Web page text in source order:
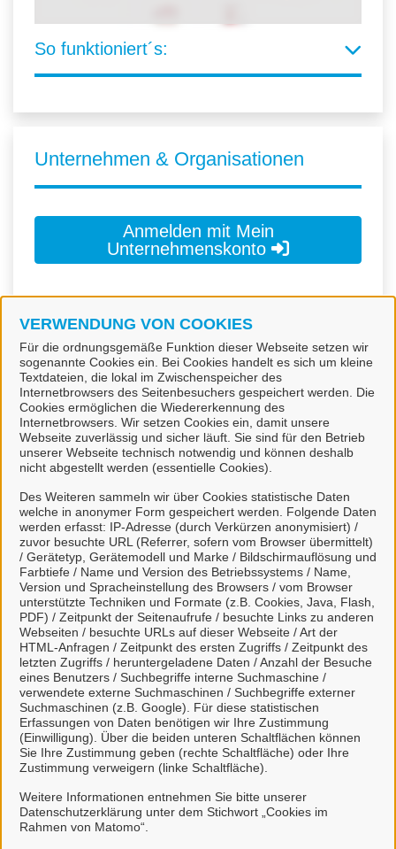
VERWENDUNG VON COOKIES
Für die ordnungsgemäße Funktion dieser Webseite setzen wir
sogenannte Cookies ein. Bei Cookies handelt es sich um kleine
Textdateien, die lokal im Zwischenspeicher des
Internetbrowsers des Seitenbesuchers gespeichert werden. Die
Cookies ermöglichen die Wiedererkennung des
Internetbrowsers. Wir setzen Cookies ein, damit unsere
Webseite zuverlässig und sicher läuft. Sie sind für den Betrieb
unserer Webseite technisch notwendig und können deshalb
nicht abgestellt werden (essentielle Cookies).
Des Weiteren sammeln wir über Cookies statistische Daten
welche in anonymer Form gespeichert werden. Folgende Daten
werden erfasst: IP-Adresse (durch Verkürzen anonymisiert) /
zuvor besuchte URL (Referrer, sofern vom Browser übermittelt)
/ Gerätetyp, Gerätemodell und Marke / Bildschirmauflösung und
Farbtiefe / Name und Version des Betriebssystems / Name,
Version und Spracheinstellung des Browsers / vom Browser
unterstützte Techniken und Formate (z.B. Cookies, Java, Flash,
PDF) / Zeitpunkt der Seitenaufrufe / besuchte Links zu anderen
Webseiten / besuchte URLs auf dieser Webseite / Art der
HTML-Anfragen / Zeitpunkt des ersten Zugriffs / Zeitpunkt des
letzten Zugriffs / heruntergeladene Daten / Anzahl der Besuche
eines Benutzers / Suchbegriffe interne Suchmaschine /
verwendete externe Suchmaschinen / Suchbegriffe externer
Suchmaschinen (z.B. Google). Für diese statistischen
Erfassungen von Daten benötigen wir Ihre Zustimmung
(Einwilligung). Über die beiden unteren Schaltflächen können
Sie Ihre Zustimmung geben (rechte Schaltfläche) oder Ihre
Zustimmung verweigern (linke Schaltfläche).
Weitere Informationen entnehmen Sie bitte unserer
Datenschutzerklärung unter dem Stichwort „Cookies im
Rahmen von Matomo“.
So funktioniert´s:
Unternehmen & Organisationen
Anmelden mit Mein
Unternehmenskonto
Zur Kontoerstellung
Mein Unternehmenskonto ist ein zentrales Konto zur
Identifizierung von Organisationen, insbesondere:
Juristische Personen,
Vereinigungen, denen ein Recht zustehen
kann
natürliche Personen, die beruflich oder
gewerblich tätig sind.
Eine Nutzung ist aber auch durch Behörden im
Sinne von § 1 Abs. 4 Verwaltungsverfahrensgesetz
(VwVfG) möglich.
Mit einem Klick auf "Anmelden mit Mein
Unternehmenskonto" haben Sie die
Datenschutzbestimmungenzur Kenntnis
genommen und willigen der Übermittlung ihrer
Daten aus Mein Unternehmenskonto an das
Bürgerportal Rhauderfehn ein.
So funktioniert´s: